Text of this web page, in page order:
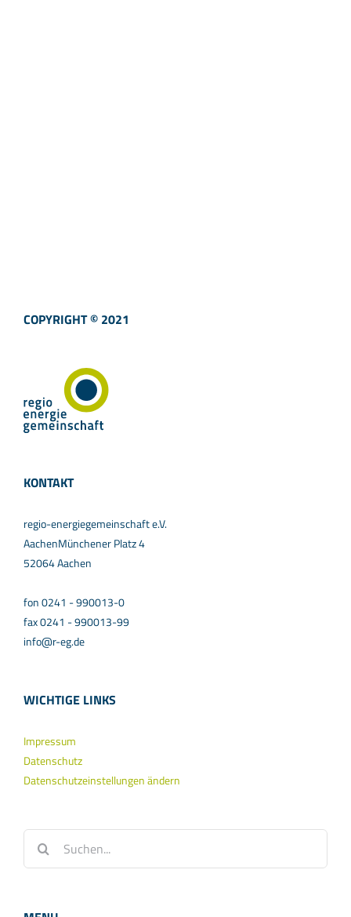
COPYRIGHT © 2021
KONTAKT
regio-energiegemeinschaft e.V.
AachenMünchener Platz 4
52064 Aachen
fon 0241 - 990013-0
fax 0241 - 990013-99
info@r-eg.de
WICHTIGE LINKS
Impressum
Datenschutz
Datenschutzeinstellungen ändern
nach: